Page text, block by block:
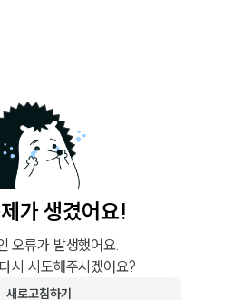
가 생겼어요!
오류가 발생했어요.
시 시도해주시겠어요?
새로고침하기